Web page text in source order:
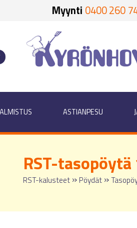
Myynti 0400 260
ASTIANPESU
RST-
RST-kalusteet » Pöydät »